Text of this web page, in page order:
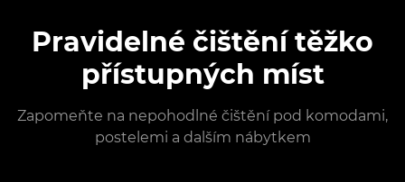
Pravidelné čištění těžko
přístupných míst
Zapomeňte na nepohodlné čištění pod komodami,
postelemi a dalším nábytkem